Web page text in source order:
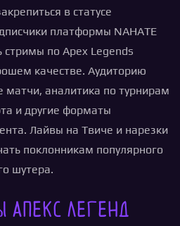
в статусе
платформы NAHATE
стримы по Apex Legends
качестве. Аудиторию
матчи, аналитика по турнирам
и другие форматы
Лайвы на Твиче и нарезки
поклонникам популярного
шутера.
Апекс Легенд